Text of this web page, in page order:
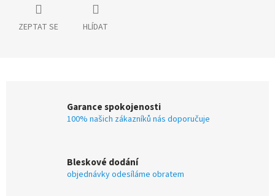
ZEPTAT SE HLÍDAT
Garance spokojenosti
100% našich zákazníků nás doporučuje
Bleskové dodání
objednávky odesíláme obratem